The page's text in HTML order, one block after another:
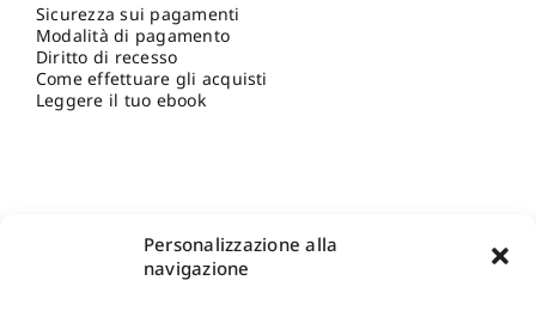
Personalizzazione alla
navigazione
Sicurezza sui pagamenti
Modalità di pagamento
Diritto di recesso
Come effettuare gli acquisti
Leggere il tuo ebook